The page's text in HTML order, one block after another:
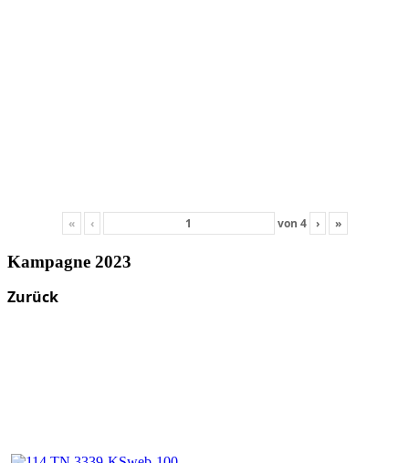
« ‹ von 4 › »
Kampagne 2023
Zurück